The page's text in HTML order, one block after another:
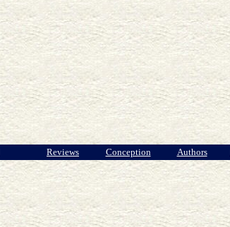
Reviews Conception Authors